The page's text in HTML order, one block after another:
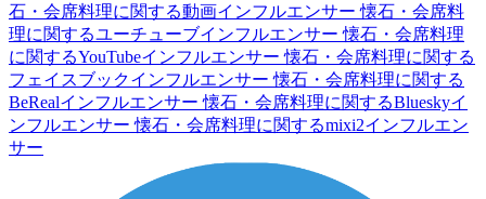
石・会席料理に関する動画インフルエンサー懐石・会席料
理に関するユーチューブインフルエンサー懐石・会席料理
に関するYouTubeインフルエンサー懐石・会席料理に関する
フェイスブックインフルエンサー懐石・会席料理に関する
BeRealインフルエンサー懐石・会席料理に関するBlueskyイ
ンフルエンサー懐石・会席料理に関するmixi2インフルエン
サー